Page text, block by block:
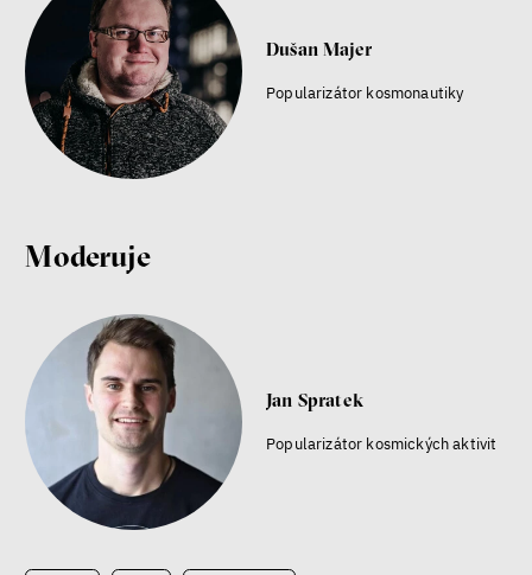
Dušan Majer
Popularizátor kosmonautiky
Moderuje
Jan Spratek
Popularizátor kosmických aktivit